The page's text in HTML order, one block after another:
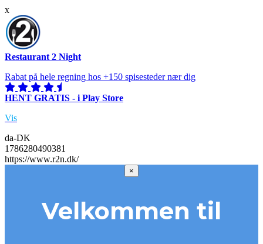
x
Restaurant 2 Night
Rabat på hele regning hos +150 spisesteder nær dig
HENT GRATIS - i Play Store
Vis
da-DK
1786280490381
https://www.r2n.dk/
×
Velkommen til